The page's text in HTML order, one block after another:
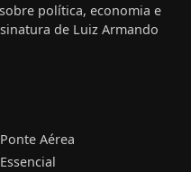
política, economia e
de Luiz Armando
Ponte Aérea
Essencial